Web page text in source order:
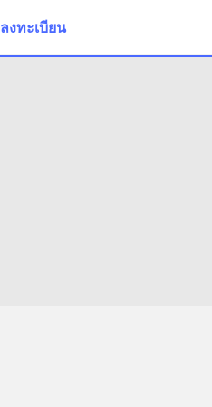
ลงทะเบียน